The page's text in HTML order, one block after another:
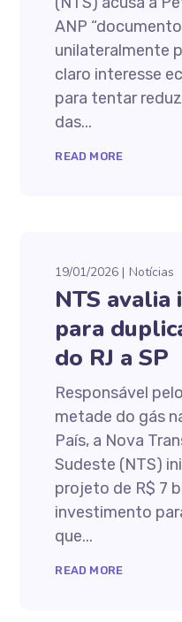
ANP
unilateralmente
claro interesse
para tentar
das...
READ MORE
19/01/2026 Notícias
NTS
para
do RJ a SP
Responsável
metade do gás
País, a Nova
Sudeste (NTS)
projeto de R$ 7
investimento
que...
READ MORE